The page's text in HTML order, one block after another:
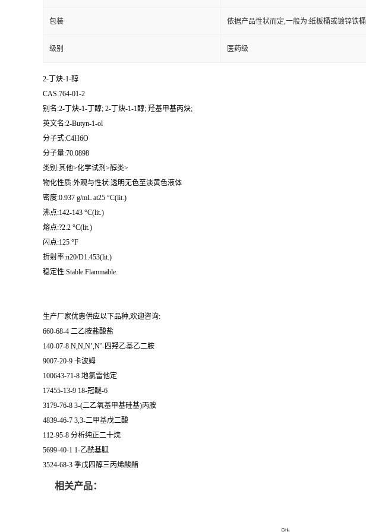
包装 依据产品性状而定,一般为:纸板桶或镀锌铁桶
级别 医药级
2-丁炔-1-醇
CAS:764-01-2
别名:2-丁炔-1-丁醇; 2-丁炔-1-1醇; 羟基甲基丙炔;
英文名:2-Butyn-1-ol
分子式:C4H6O
分子量:70.0898
类别:其他>化学试剂>醇类>
物化性质:外观与性状:透明无色至淡黄色液体
密度:0.937 g/mL at25 °C(lit.)
沸点:142-143 °C(lit.)
熔点:?2.2 °C(lit.)
闪点:125 °F
折射率:n20/D1.453(lit.)
稳定性:Stable.Flammable.
生产厂家优惠供应以下品种,欢迎咨询:
660-68-4 二乙胺盐酸盐
140-07-8 N,N,N’,N’-四羟乙基乙二胺
9007-20-9 卡波姆
100643-71-8 地氯雷他定
17455-13-9 18-冠醚-6
3179-76-8 3-(二乙氧基甲基硅基)丙胺
4839-46-7 3,3-二甲基戊二酸
112-95-8 分析纯正二十烷
5699-40-1 1-乙酰基胍
3524-68-3 季戊四醇三丙烯酸酯
相关产品：